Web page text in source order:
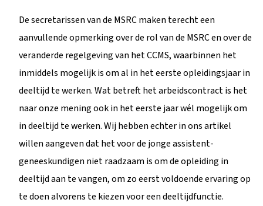
De secretarissen van de MSRC maken terecht een
aanvullende opmerking over de rol van de MSRC en over de
veranderde regelgeving van het CCMS, waarbinnen het
inmiddels mogelijk is om al in het eerste opleidingsjaar in
deeltijd te werken. Wat betreft het arbeidscontract is het
naar onze mening ook in het eerste jaar wél mogelijk om
in deeltijd te werken. Wij hebben echter in ons artikel
willen aangeven dat het voor de jonge assistent-
geneeskundigen niet raadzaam is om de opleiding in
deeltijd aan te vangen, om zo eerst voldoende ervaring op
te doen alvorens te kiezen voor een deeltijdfunctie.